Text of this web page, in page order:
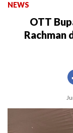
NEWS
OTT
Rachman